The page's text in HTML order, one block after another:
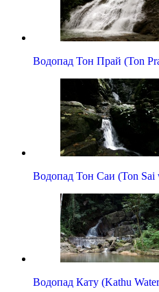
Водопад Тон Прай (Ton
Водопад Тон Саи (Ton Sai
Водопад Кату (Kathu